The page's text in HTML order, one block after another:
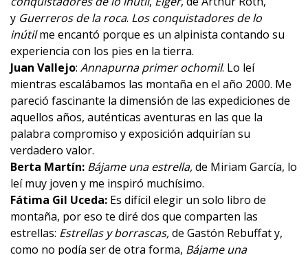
y Guerreros de la roca. Los conquistadores de lo
inútilme encantó porque es un alpinista contando su
experiencia con los pies en la tierra.
Juan Vallejo: Annapurna primer ochomil. Lo leí
mientras escalábamos las montaña en el año 2000. Me
pareció fascinante la dimensión de las expediciones de
aquellos años, auténticas aventuras en las que la
palabra compromiso y exposición adquirían su
verdadero valor.
Berta Martín: Bájame una estrella,de Miriam García, lo
leí muy joven y me inspiró muchísimo.
Fátima Gil Uceda: Es difícil elegir un solo libro de
montaña, por eso te diré dos que comparten las
estrellas: Estrellas y borrascas,de Gastón Rebuffat y,
como no podía ser de otra forma, Bájame una